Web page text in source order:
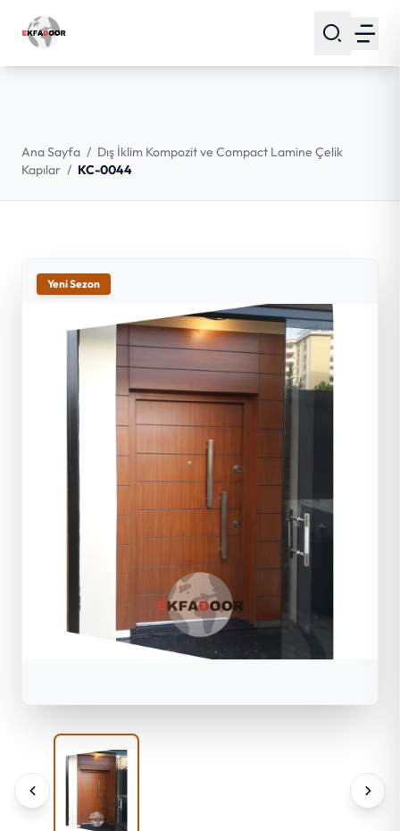
Ana Sayfa / Dış İklim Kompozit ve Compact Lamine Çelik
Kapılar / KC-0044
Yeni Sezon